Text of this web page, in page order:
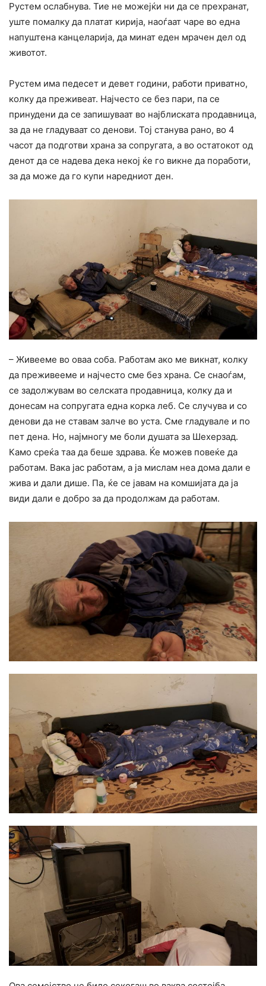
Рустем ослабнува. Тие не можејќи ни да се прехранат,
уште помалку да платат кирија, наоѓаат чаре во една
напуштена канцеларија, да минат еден мрачен дел од
животот.
Рустем има педесет и девет години, работи приватно,
колку да преживеат. Најчесто се без пари, па се
принудени да се запишуваат во најблиската продавница,
за да не гладуваат со денови. Тој станува рано, во 4
часот да подготви храна за сопругата, а во остатокот од
денот да се надева дека некој ќе го викне да поработи,
за да може да го купи наредниот ден.
– Живееме во оваа соба. Работам ако ме викнат, колку
да преживееме и најчесто сме без храна. Се снаоѓам,
се задолжувам во селската продавница, колку да и
донесам на сопругата една корка леб. Се случува и со
денови да не ставам залче во уста. Сме гладувале и по
пет дена. Но, најмногу ме боли душата за Шехерзад.
Камо среќа таа да беше здрава. Ќе можев повеќе да
работам. Вака јас работам, а ја мислам неа дома дали е
жива и дали дише. Па, ќе се јавам на комшијата да ја
види дали е добро за да продолжам да работам.